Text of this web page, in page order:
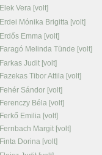
Elek Vera [volt]
Erdei Mónika Brigitta [volt]
Erdős Emma [volt]
Faragó Melinda Tünde [volt]
Farkas Judit [volt]
Fazekas Tibor Attila [volt]
Fehér Sándor [volt]
Ferenczy Béla [volt]
Ferkő Emilia [volt]
Fernbach Margit [volt]
Finta Dorina [volt]